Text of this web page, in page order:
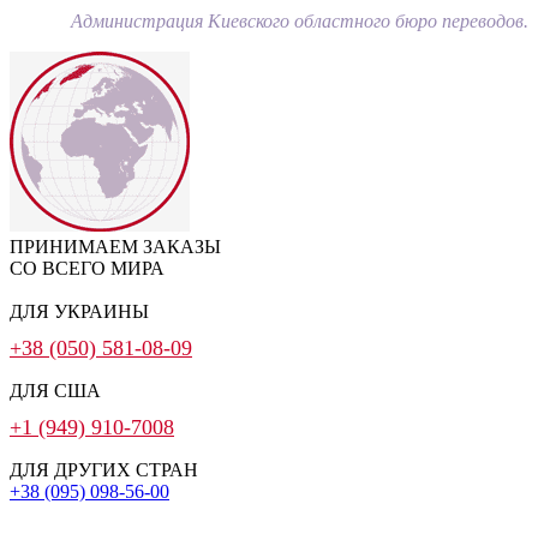
Администрация Киевского областного бюро переводов.
ПРИНИМАЕМ ЗАКАЗЫ
СО ВСЕГО МИРА
ДЛЯ УКРАИНЫ
+38 (050) 581-08-09
ДЛЯ США
+1 (949) 910-7008
ДЛЯ ДРУГИХ СТРАН
+38 (095) 098-56-00